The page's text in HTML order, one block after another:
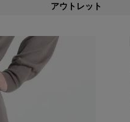
アウトレット